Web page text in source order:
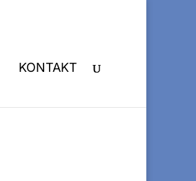
KONTAKT